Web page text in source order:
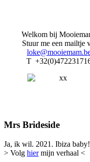
Welkom bij
Stuur me een mailtje
T
Mrs Brideside
Ja, ik wil. 2021. Ibiza baby!
> Volg hiermijn verhaal <